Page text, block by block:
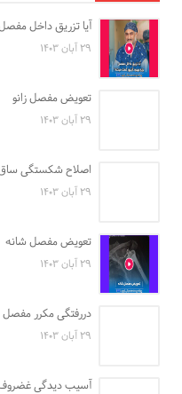
آیا تزریق داخل
۲۹ آبان ۱۴۰۳
تعویض مفصل زانو
۲۹ آبان ۱۴۰۳
اصلاح شکستگی ساق
۲۹ آبان ۱۴۰۳
تعویض مفصل شانه
۲۹ آبان ۱۴۰۳
دررفتگی مکرر مفصل
۲۹ آبان ۱۴۰۳
آسیب دیدگی